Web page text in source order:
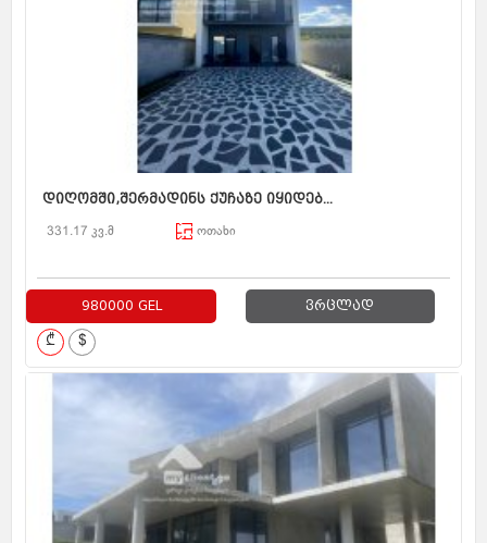
დიღომში,შერმადინს ქუჩაზე იყიდებ...
331.17 კვ.მ ოთახი
980000 GEL ვრცლად
₾ $